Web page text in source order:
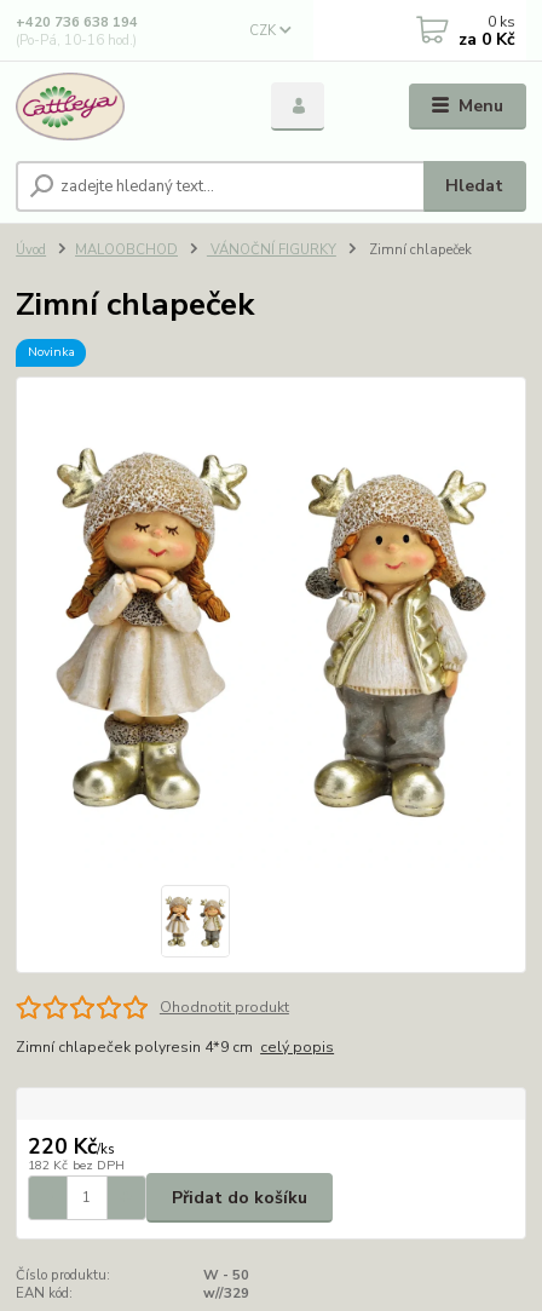
Menu
CZK
Hledat
+420 736 638 194
(Po-Pá, 10-16 hod.)
0 ks
za 0 Kč
Úvod MALOOBCHOD VÁNOČNÍ FIGURKY Zimní chlapeček
Zimní chlapeček
Novinka
Ohodnotit produkt
Zimní chlapeček polyresin 4*9 cm celý popis
220 Kč/ks
182 Kč bez DPH
Přidat do košíku
Číslo produktu:
W - 50
EAN kód:
w//329